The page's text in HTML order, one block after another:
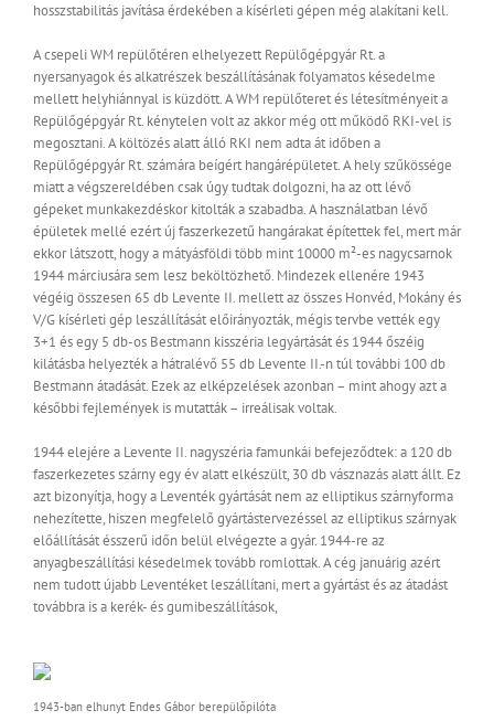
hosszstabilitás javítása érdekében a kísérleti gépen még alakítani kell.
A csepeli WM repülőtéren elhelyezett Repülőgépgyár Rt. a
nyersanyagok és alkatrészek beszállításának folyamatos késedelme
mellett helyhiánnyal is küzdött. A WM repülőteret és létesítményeit a
Repülőgépgyár Rt. kénytelen volt az akkor még ott működő RKI-vel is
megosztani. A költözés alatt álló RKI nem adta át időben a
Repülőgépgyár Rt. számára beígért hangárépületet. A hely szűkössége
miatt a végszereldében csak úgy tudtak dolgozni, ha az ott lévő
gépeket munkakezdéskor kitolták a szabadba. A használatban lévő
épületek mellé ezért új faszerkezetű hangárakat építettek fel, mert már
ekkor látszott, hogy a mátyásföldi több mint 10000 m²-es nagycsarnok
1944 márciusára sem lesz beköltözhető. Mindezek ellenére 1943
végéig összesen 65 db Levente II. mellett az összes Honvéd, Mokány és
V/G kísérleti gép leszállítását előirányozták, mégis tervbe vették egy
3+1 és egy 5 db-os Bestmann kisszéria legyártását és 1944 őszéig
kilátásba helyezték a hátralévő 55 db Levente II.-n túl további 100 db
Bestmann átadását. Ezek az elképzelések azonban – mint ahogy azt a
későbbi fejlemények is mutatták – irreálisak voltak.
1944 elejére a Levente II. nagyszéria famunkái befejeződtek: a 120 db
faszerkezetes szárny egy év alatt elkészült, 30 db vásznazás alatt állt. Ez
azt bizonyítja, hogy a Leventék gyártását nem az elliptikus szárnyforma
nehezítette, hiszen megfelelő gyártástervezéssel az elliptikus szárnyak
előállítását ésszerű időn belül elvégezte a gyár. 1944-re az
anyagbeszállítási késedelmek tovább romlottak. A cég januárig azért
nem tudott újabb Leventéket leszállítani, mert a gyártást és az átadást
továbbra is a kerék- és gumibeszállítások,
1943-ban elhunyt Endes Gábor berepülőpilóta